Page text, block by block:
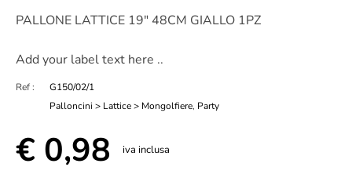
PALLONE LATTICE 19" 48CM GIALLO 1PZ
Add your label text here ..
Ref :
G150/02/1
Palloncini > Lattice > Mongolfiere, Party
€ 0,98 iva inclusa